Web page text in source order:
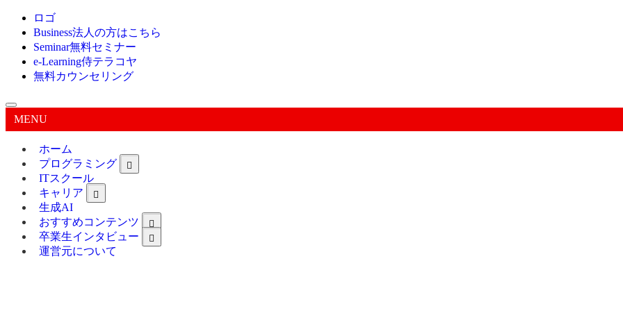
ロゴ
Business法人の方はこちら
Seminar無料セミナー
e-Learning侍テラコヤ
無料カウンセリング
MENU
ホーム
プログラミング
ITスクール
キャリア
生成AI
おすすめコンテンツ
卒業生インタビュー
運営元について